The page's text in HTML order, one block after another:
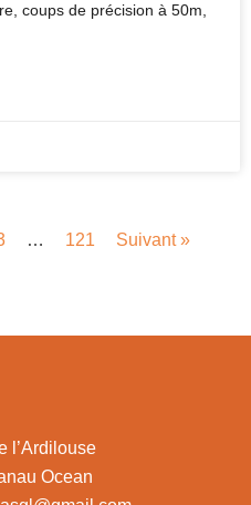
coups de précision à 50m,
… 121 Suivant »
l’Ardilouse
Ocean